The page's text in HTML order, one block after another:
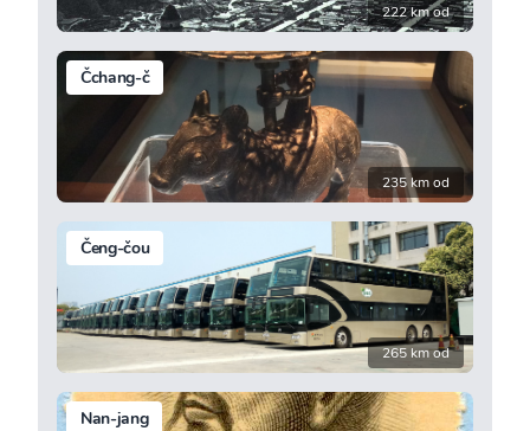
222 km od
Čchang-č
235 km od
Čeng-čou
265 km od
Nan-jang